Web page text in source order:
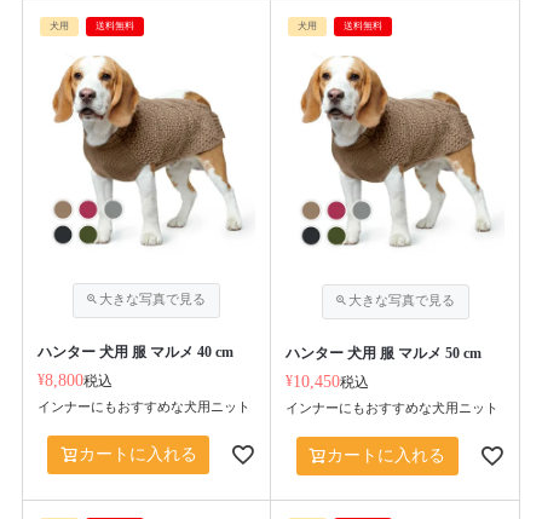
犬用 送料無料
ハンター 犬用 服 マルメ 40 cm
¥8,800税込
インナーにもおすすめな犬用ニット
カートに入れる
犬用 送料無料
ハンター 犬用 服 マルメ 50 cm
¥10,450税込
インナーにもおすすめな犬用ニット
カートに入れる